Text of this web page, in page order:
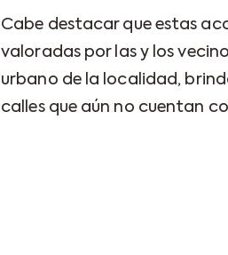
Cabe destacar que estas
valoradas por las y los
urbano de la localidad,
calles que aún no cuentan